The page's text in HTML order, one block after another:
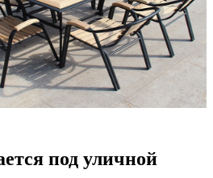
под уличной